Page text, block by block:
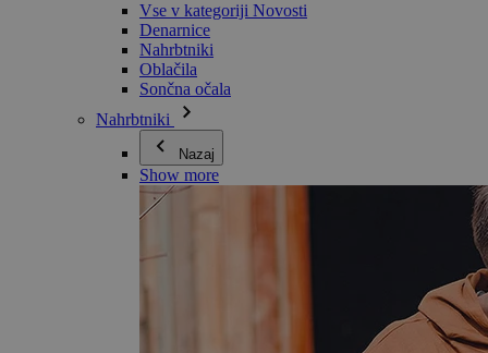
Vse v kategoriji Novosti
Denarnice
Nahrbtniki
Oblačila
Sončna očala
Nahrbtniki
Nazaj
Show more